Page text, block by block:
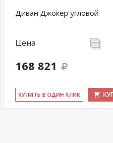
Диван Джокер угловой
Цена
168 821
КУ­ПИТЬ В ОДИН КЛИК